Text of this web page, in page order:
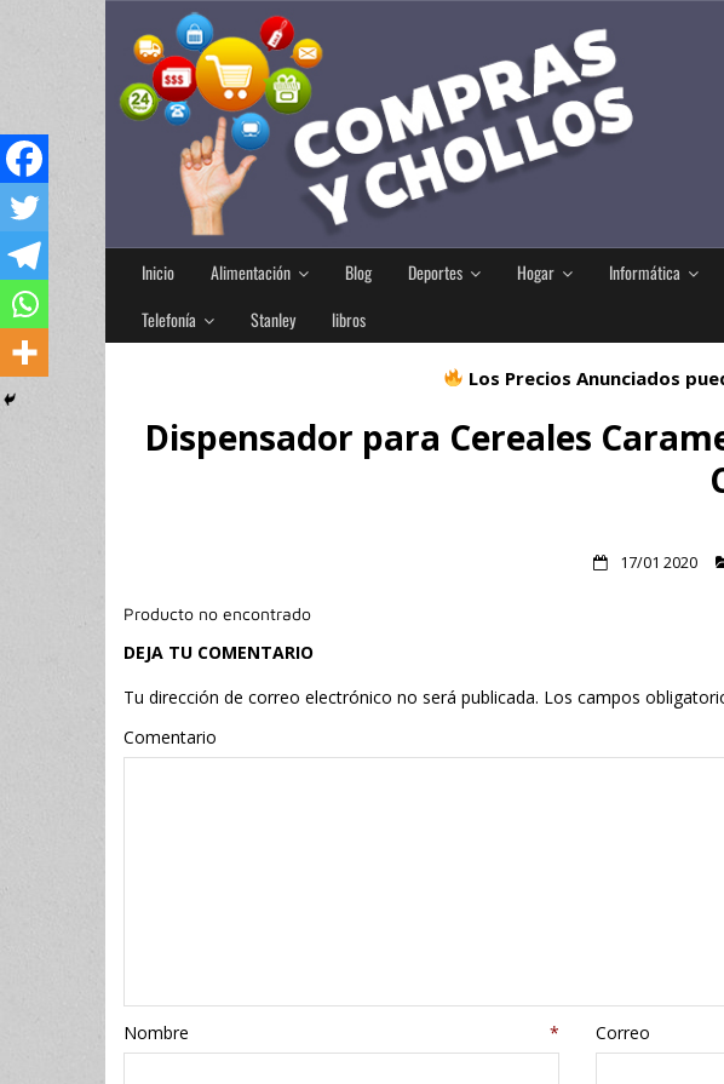
Inicio Alimentación Blog Deportes Hogar Informática
Telefonía
Stanley libros
Los Precios Anunciados
Dispensador para Cereales
17/01 2020
Producto no encontrado
DEJA TU COMENTARIO
Tu dirección de correo electrónico no será publicada. Los campos
Comentario
Nombre*